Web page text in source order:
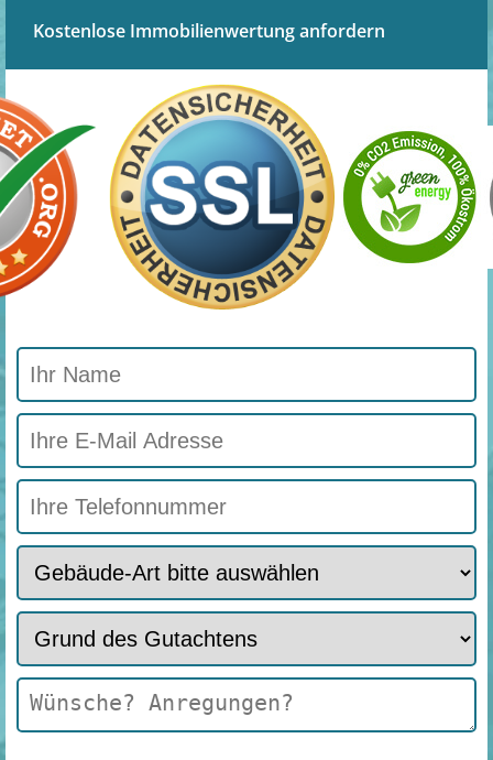
Kostenlose Immobilienwertung anfordern